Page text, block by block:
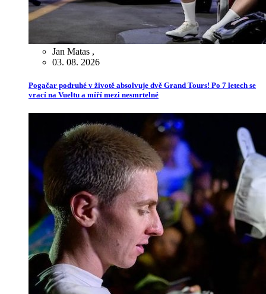
Jan Matas ,
03. 08. 2026
Pogačar podruhé v životě absolvuje dvě Grand Tours! Po 7 letech se
vrací na Vueltu a míří mezi nesmrtelné